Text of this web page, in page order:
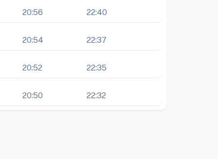
20:56 22:40
20:54 22:37
20:52 22:35
20:50 22:32